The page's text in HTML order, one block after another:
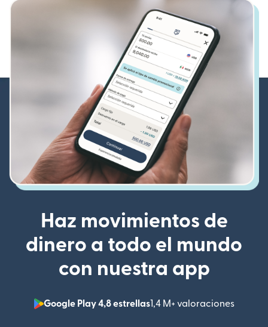
Haz movimientos de
dinero a todo el mundo
con nuestra app
Google Play 4,8 estrellas1,4 M+ valoraciones
(se